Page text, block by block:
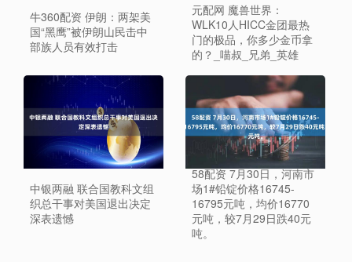
牛360配资 伊朗：两架美
国“黑鹰”被伊朗山民击中
部族人员有效打击
元配网 魔兽世界：
WLK10人HICC金团最热
门的极品，你多少金币拿
的？_喵叔_兄弟_英雄
中银两融 联合国教科文组
织总干事对美国退出决定
深表遗憾
58配资 7月30日，河南市
场1#铅锭价格16745-
16795元吨，均价16770
元吨，较7月29日跌40元
吨。